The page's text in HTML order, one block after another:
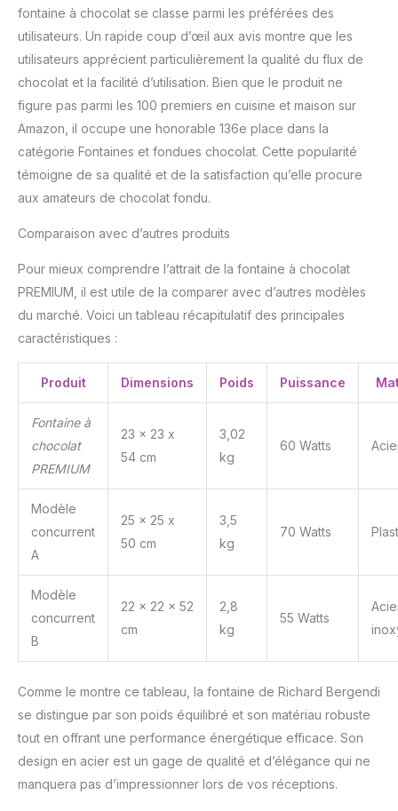
fontaine à chocolat se classe parmi les préférées des
utilisateurs. Un rapide coup d’œil aux avis montre que les
utilisateurs apprécient particulièrement la qualité du flux de
chocolat et la facilité d’utilisation. Bien que le produit ne
figure pas parmi les 100 premiers en cuisine et maison sur
Amazon, il occupe une honorable 136e place dans la
catégorie Fontaines et fondues chocolat. Cette popularité
témoigne de sa qualité et de la satisfaction qu’elle procure
aux amateurs de chocolat fondu.
Comparaison avec d’autres produits
Pour mieux comprendre l’attrait de la fontaine à chocolat
PREMIUM, il est utile de la comparer avec d’autres modèles
du marché. Voici un tableau récapitulatif des principales
caractéristiques :
Produit Dimensions Poids Puissance
Fontaine à
chocolat
PREMIUM
23 x 23 x
54 cm
3,02
kg
60 Watts
Modèle
concurrent
A
25 x 25 x
50 cm
3,5
kg
70 Watts
Modèle
concurrent
B
22 x 22 x 52
cm
2,8
kg
55 Watts
Comme le montre ce tableau, la fontaine de Richard Bergendi
se distingue par son poids équilibré et son matériau robuste
tout en offrant une performance énergétique efficace. Son
design en acier est un gage de qualité et d’élégance qui ne
manquera pas d’impressionner lors de vos réceptions.